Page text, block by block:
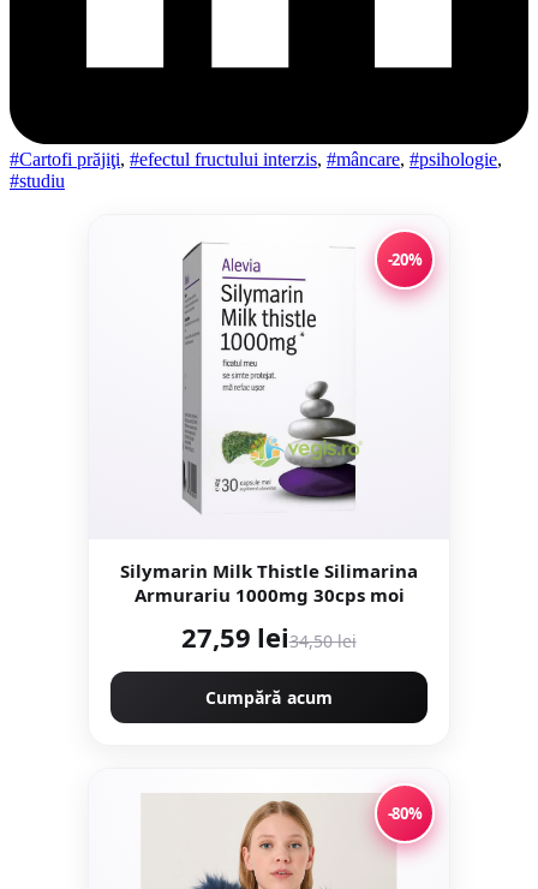
#Cartofi prăjiţi, #efectul fructului interzis, #mâncare, #psihologie,
#studiu
-20%
Silymarin Milk Thistle Silimarina
Armurariu 1000mg 30cps moi
27,59 lei34,50 lei
Cumpără acum
-80%